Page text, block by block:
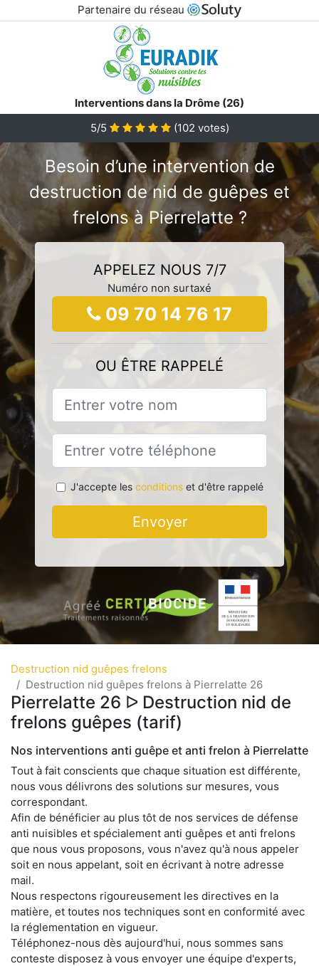
Partenaire du réseau
Interventions dans la Drôme (26)
5/5
(102 votes)
Besoin d’une intervention de
destruction de nid de guêpes et
frelons à Pierrelatte ?
APPELEZ NOUS 7/7
Numéro non surtaxé
09 70 14 76 17
OU ÊTRE RAPPELÉ
J'accepte les conditionset d'être rappelé
Envoyer
Destruction nid guêpes frelons
Destruction nid guêpes frelons à Pierrelatte 26
Pierrelatte 26 ᐅ Destruction nid de
frelons guêpes (tarif)
Nos interventions anti guêpe et anti frelon à Pierrelatte
Tout à fait conscients que chaque situation est différente,
nous vous délivrons des solutions sur mesures, vous
correspondant.
Afin de bénéficier au plus tôt de nos services de défense
anti nuisibles et spécialement anti guêpes et anti frelons
que nous vous proposons, vous n'avez qu'à nous appeler
soit en nous appelant, soit en écrivant à notre adresse
mail.
Nous respectons rigoureusement les directives en la
matière, et toutes nos techniques sont en conformité avec
la réglementation en vigueur.
Téléphonez-nous dès aujourd'hui, nous sommes sans
conteste disposez à vous envoyer une équipe d'experts,